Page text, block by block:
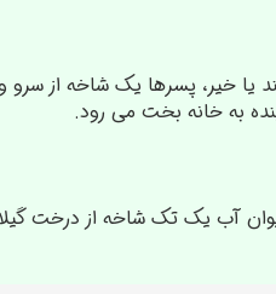
یا خیر، پسرها یک شاخه
به خانه بخت می رود.